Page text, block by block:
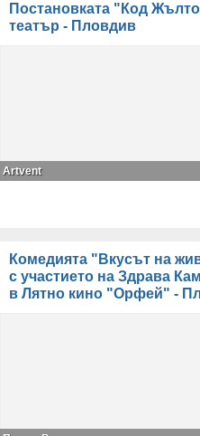
Постановката "Код
театър - Пловдив
Artvent
Комедията "Вкусът на
с участието на Здрава
в Лятно кино "Орфей" -